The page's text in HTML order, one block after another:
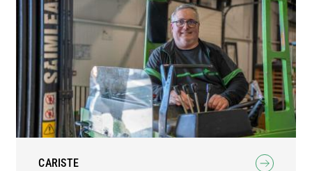
CARISTE